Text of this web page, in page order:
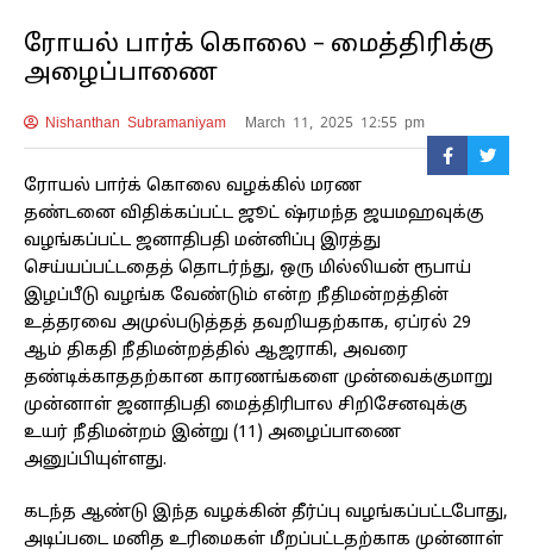
ரோயல் பார்க் கொலை – மைத்திரிக்கு
அழைப்பாணை
Nishanthan Subramaniyam March 11, 2025 12:55 pm
ரோயல் பார்க் கொலை வழக்கில் மரண
தண்டனை விதிக்கப்பட்ட ஜூட் ஷ்ரமந்த ஜயமஹவுக்கு
வழங்கப்பட்ட ஜனாதிபதி மன்னிப்பு இரத்து
செய்யப்பட்டதைத் தொடர்ந்து, ஒரு மில்லியன் ரூபாய்
இழப்பீடு வழங்க வேண்டும் என்ற நீதிமன்றத்தின்
உத்தரவை அமுல்படுத்தத் தவறியதற்காக, ஏப்ரல் 29
ஆம் திகதி நீதிமன்றத்தில் ஆஜராகி, அவரை
தண்டிக்காததற்கான காரணங்களை முன்வைக்குமாறு
முன்னாள் ஜனாதிபதி மைத்திரிபால சிறிசேனவுக்கு
உயர் நீதிமன்றம் இன்று (11) அழைப்பாணை
அனுப்பியுள்ளது.
கடந்த ஆண்டு இந்த வழக்கின் தீர்ப்பு வழங்கப்பட்டபோது,
​​அடிப்படை மனித உரிமைகள் மீறப்பட்டதற்காக முன்னாள்